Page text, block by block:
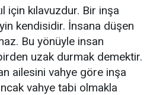
için kılavuzdur. Bir inşa
kendisidir. İnsana düşen
Bu yönüyle insan
uzak durmak demektir.
ailesini vahye göre inşa
vahye tabi olmakla